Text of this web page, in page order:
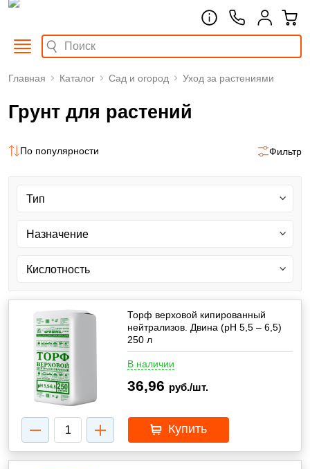
Главная Каталог Сад и огород Уход за растениями
Грунт для растений
По популярности Фильтр
Торф верховой кипированный
нейтрализов. Двина (pH 5,5 – 6,5)
250 л
В наличии
36,96 руб./шт.
Купить